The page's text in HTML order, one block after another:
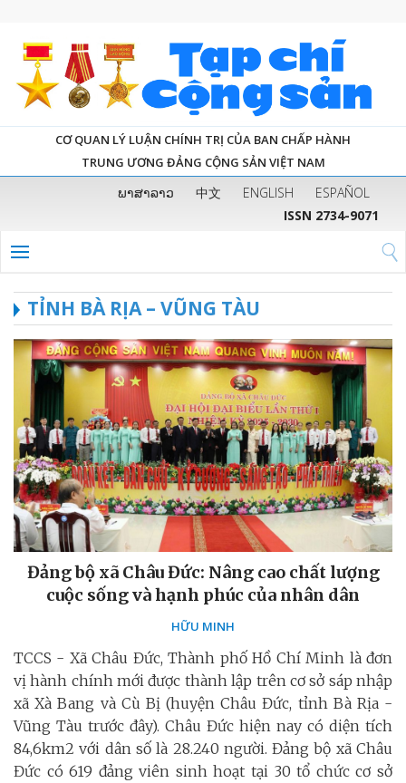
CƠ QUAN LÝ LUẬN CHÍNH TRỊ CỦA BAN CHẤP HÀNH
TRUNG ƯƠNG ĐẢNG CỘNG SẢN VIỆT NAM
ພາສາລາວ 中文 ENGLISH
ESPAÑOL
ISSN 2734-9071
TỈNH BÀ RỊA – VŨNG TÀU
Đảng bộ xã Châu Đức: Nâng cao chất lượng
cuộc sống và hạnh phúc của nhân dân
HỮU MINH
TCCS - Xã Châu Đức, Thành phố Hồ Chí Minh là đơn
vị hành chính mới được thành lập trên cơ sở sáp nhập
xã Xà Bang và Cù Bị (huyện Châu Đức, tỉnh Bà Rịa -
Vũng Tàu trước đây). Châu Đức hiện nay có diện tích
84,6km2 với dân số là 28.240 người. Đảng bộ xã Châu
Đức có 619 đảng viên sinh hoạt tại 30 tổ chức cơ sở